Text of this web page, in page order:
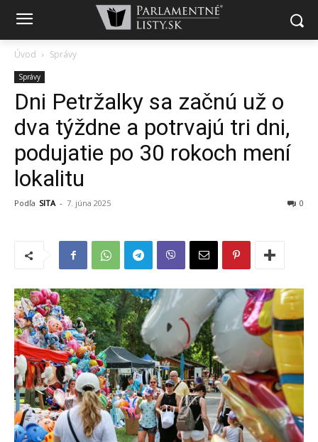
Úvod Správy
Správy
Dni Petržalky sa začnú už o
dva týždne a potrvajú tri dni,
podujatie po 30 rokoch mení
lokalitu
Podľa SITA - 7. júna 2025 0